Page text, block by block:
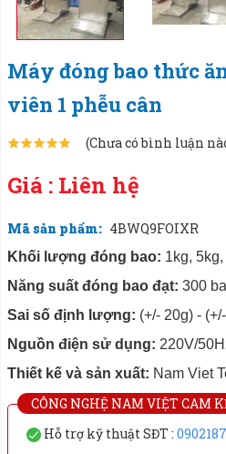
Máy đóng bao thức
viên 1 phễu cân
(Chưa có bình luận
Giá : Liên hệ
Mã sản phẩm: 4BWQ9FOIXR
Khối lượng đóng bao: 1kg,
Năng suất đóng bao đạt: 300
Sai số định lượng: (+/- 20g) -
Nguồn điện sử dụng: 220V/
Thiết kế và sản xuất: Nam Viet
CÔNG NGHỆ NAM VIỆT CAM
Hỗ trợ kỹ thuật SĐT :